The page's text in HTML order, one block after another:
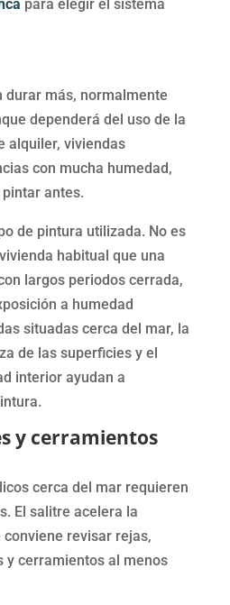
para elegir el sistema
durar más, normalmente
dependerá del uso de la
alquiler, viviendas
con mucha humedad,
antes.
de pintura utilizada. No es
habitual que una
largos periodos cerrada,
a humedad
situadas cerca del mar, la
de las superficies y el
interior ayudan a
y cerramientos
cerca del mar requieren
El salitre acelera la
revisar rejas,
y cerramientos al menos